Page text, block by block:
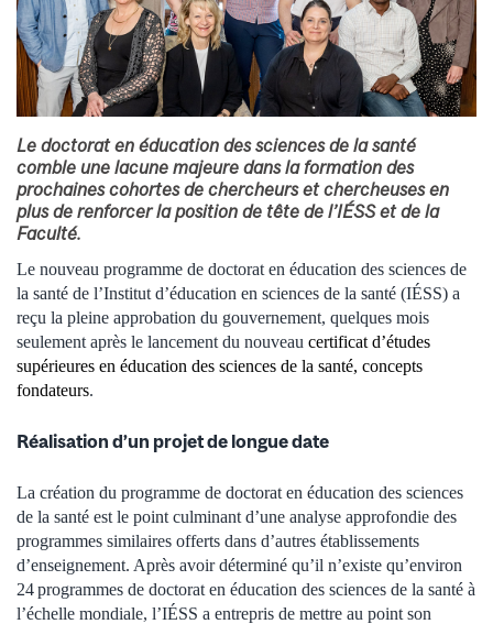
Le doctorat en éducation des sciences de la santé
comble une lacune majeure dans la formation des
prochaines cohortes de chercheurs et chercheuses en
plus de renforcer la position de tête de l’IÉSS et de la
Faculté.
Le nouveau programme de doctorat en éducation des sciences de
la santé de l’Institut d’éducation en sciences de la santé (IÉSS) a
reçu la pleine approbation du gouvernement, quelques mois
seulement après le lancement du nouveau certificat d’études
supérieures en éducation des sciences de la santé, concepts
fondateurs.
Réalisation d’un projet de longue date
La création du programme de doctorat en éducation des sciences
de la santé est le point culminant d’une analyse approfondie des
programmes similaires offerts dans d’autres établissements
d’enseignement. Après avoir déterminé qu’il n’existe qu’environ
24 programmes de doctorat en éducation des sciences de la santé à
l’échelle mondiale, l’IÉSS a entrepris de mettre au point son